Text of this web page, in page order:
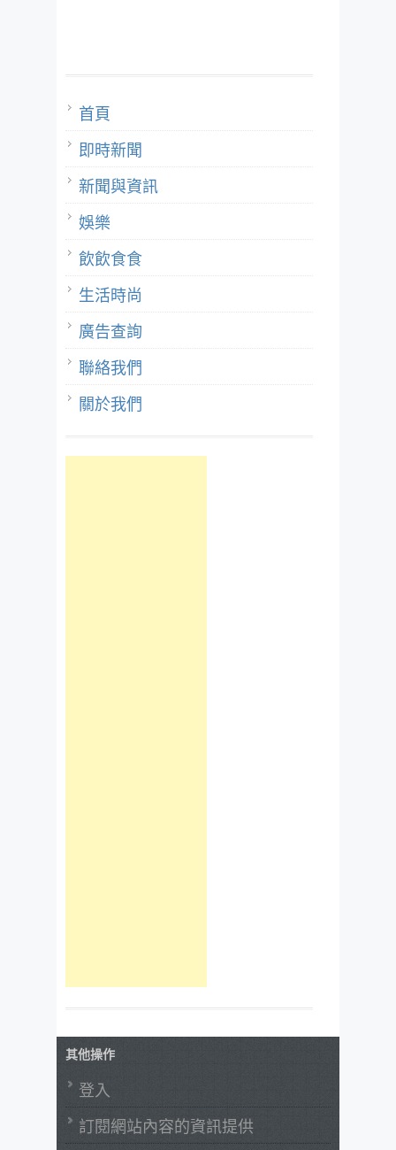
首頁
即時新聞
新聞與資訊
娛樂
飲飲食食
生活時尚
廣告查詢
聯絡我們
關於我們
其他操作
登入
訂閱網站內容的資訊提供